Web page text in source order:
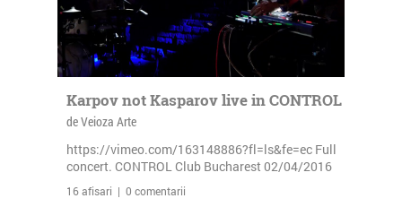
Karpov not Kasparov live in CONTROL
de Veioza Arte
https://vimeo.com/163148886?fl=ls&fe=ec Full
concert. CONTROL Club Bucharest 02/04/2016
16 afisari | 0 comentarii